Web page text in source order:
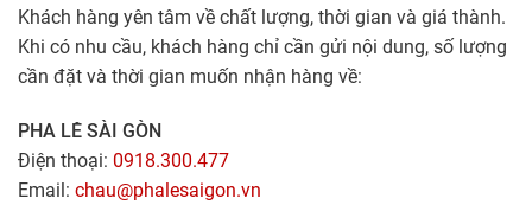
Khách hàng yên tâm về chất lượng, thời gian và giá thành.
Khi có nhu cầu, khách hàng chỉ cần gửi nội dung, số lượng
cần đặt và thời gian muốn nhận hàng về:
PHA LÊ SÀI GÒN
Điện thoại: 0918.300.477
Email: chau@phalesaigon.vn